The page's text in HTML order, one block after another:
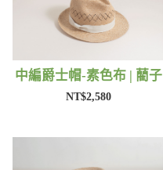
中編爵士帽-素色布 | 藺子
NT$2,580